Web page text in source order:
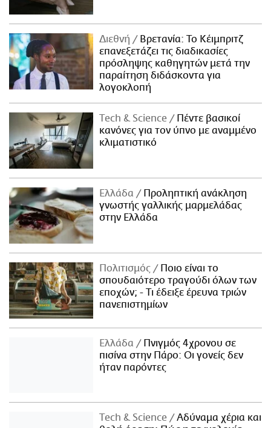
Διεθνή
Βρετανία: Το Κέιμπριτζ
επανεξετάζει τις διαδικασίες
πρόσληψης καθηγητών μετά την
παραίτηση διδάσκοντα για
λογοκλοπή
Τech & Science
Πέντε βασικοί
κανόνες για τον ύπνο με αναμμένο
κλιματιστικό
Ελλάδα
Προληπτική ανάκληση
γνωστής γαλλικής μαρμελάδας
στην Ελλάδα
Πολιτισμός
Ποιο είναι το
σπουδαιότερο τραγούδι όλων των
εποχών; - Τι έδειξε έρευνα τριών
πανεπιστημίων
Ελλάδα
Πνιγμός 4χρονου σε
πισίνα στην Πάρο: Οι γονείς δεν
ήταν παρόντες
Τech & Science
Αδύναμα χέρια και